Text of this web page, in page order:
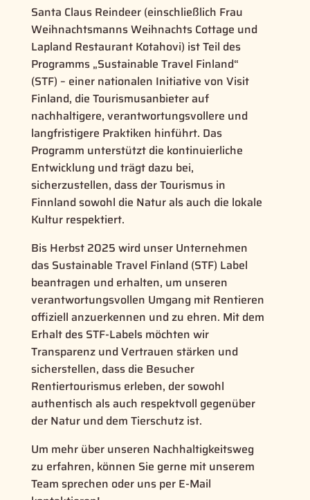
Santa Claus Reindeer (einschließlich Frau
Weihnachtsmanns Weihnachts Cottage und
Lapland Restaurant Kotahovi) ist Teil des
Programms „Sustainable Travel Finland“
(STF) – einer nationalen Initiative von Visit
Finland, die Tourismusanbieter auf
nachhaltigere, verantwortungsvollere und
langfristigere Praktiken hinführt. Das
Programm unterstützt die kontinuierliche
Entwicklung und trägt dazu bei,
sicherzustellen, dass der Tourismus in
Finnland sowohl die Natur als auch die lokale
Kultur respektiert.
Bis Herbst 2025 wird unser Unternehmen
das Sustainable Travel Finland (STF) Label
beantragen und erhalten, um unseren
verantwortungsvollen Umgang mit Rentieren
offiziell anzuerkennen und zu ehren. Mit dem
Erhalt des STF-Labels möchten wir
Transparenz und Vertrauen stärken und
sicherstellen, dass die Besucher
Rentiertourismus erleben, der sowohl
authentisch als auch respektvoll gegenüber
der Natur und dem Tierschutz ist.
Um mehr über unseren Nachhaltigkeitsweg
zu erfahren, können Sie gerne mit unserem
Team sprechen oder uns per E-Mail